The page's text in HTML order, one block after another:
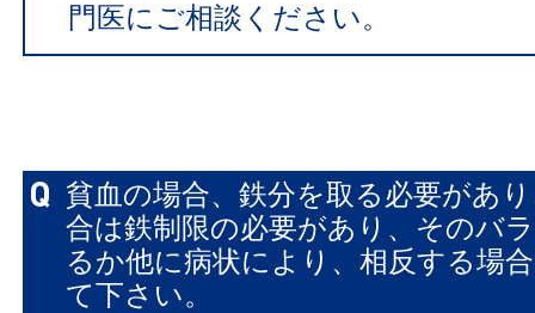
門医にご相談ください。
貧血の場合、鉄分を取る必要があ
合は鉄制限の必要があり、そのバ
るか他に病状により、相反する場
て下さい。